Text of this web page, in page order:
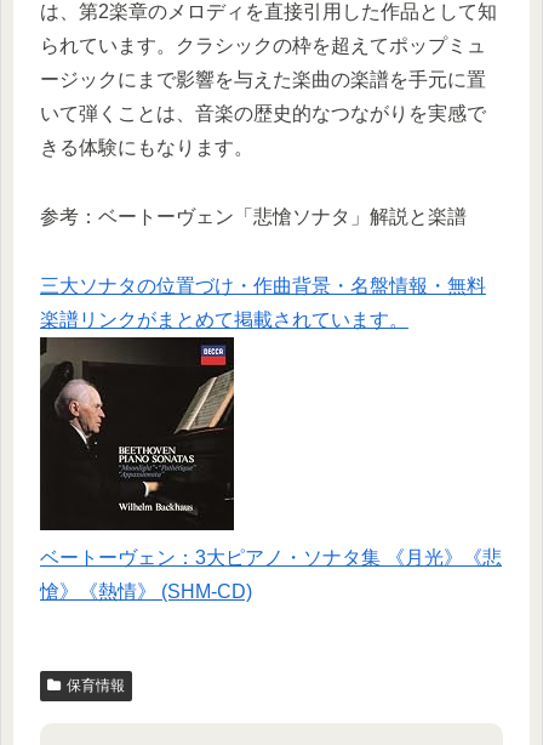
は、第2楽章のメロディを直接引用した作品として知
られています。クラシックの枠を超えてポップミュ
ージックにまで影響を与えた楽曲の楽譜を手元に置
いて弾くことは、音楽の歴史的なつながりを実感で
きる体験にもなります。
参考：ベートーヴェン「悲愴ソナタ」解説と楽譜
三大ソナタの位置づけ・作曲背景・名盤情報・無料
楽譜リンクがまとめて掲載されています。
ベートーヴェン：3大ピアノ・ソナタ集 《月光》《悲
愴》《熱情》 (SHM-CD)
保育情報